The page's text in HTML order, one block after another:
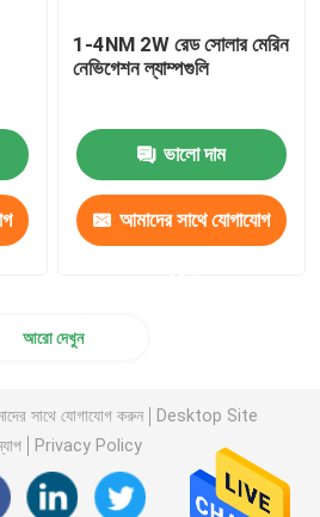
1-4NM 2W রেড সোলার মেরিন
নেভিগেশন ল্যাম্পগুলি
ভালো দাম
আমাদের সাথে যোগাযোগ
আরো দেখুন
সাথে যোগাযোগ করুন
Desktop Site
Privacy Policy